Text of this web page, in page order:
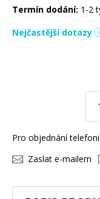
Termín dodání: 1-2
Nejčastější dotazy
Pro objednání
Zaslat e-mailem